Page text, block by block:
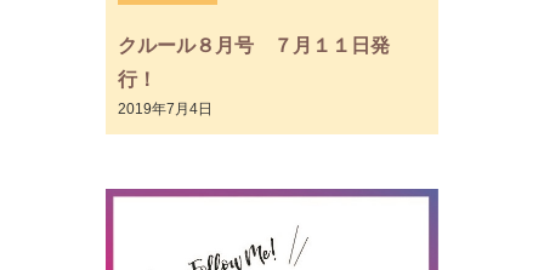
クルール８月号 ７月１１日発
行！
2019年7月4日